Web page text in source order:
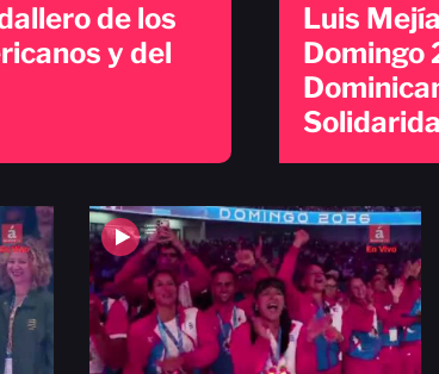
de los
y del
Luis
Domingo